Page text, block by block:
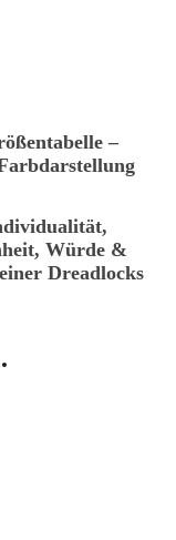
–
Würde &
Dreadlocks